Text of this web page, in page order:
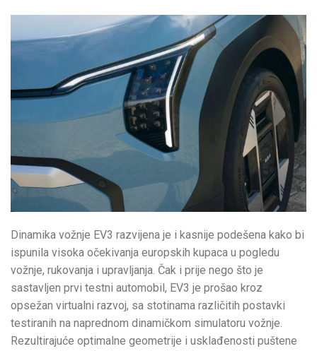
Dinamika vožnje EV3 razvijena je i kasnije podešena kako bi
ispunila visoka očekivanja europskih kupaca u pogledu
vožnje, rukovanja i upravljanja. Čak i prije nego što je
sastavljen prvi testni automobil, EV3 je prošao kroz
opsežan virtualni razvoj, sa stotinama različitih postavki
testiranih na naprednom dinamičkom simulatoru vožnje.
Rezultirajuće optimalne geometrije i usklađenosti puštene